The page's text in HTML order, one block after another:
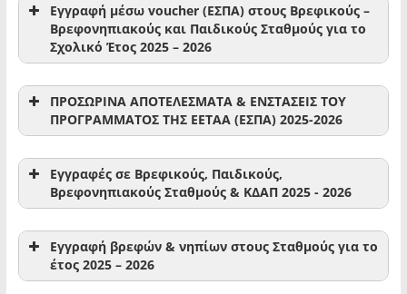
Από σήμερα 14.11.2025 έως και τις 18.11.2025 η
2026
Με δικαίωμα συμμετοχής όσοι αιτούνται για
βρεφικούς, παιδικούς, βρεφονηπιακούς
σταθμούς, για voucherμειωμένης αξίας, και μόνο
οι αιτούντες που δεν έχουν λάβει voucherκατά
Με δικαίωμα συμμετοχής όσοι αιτούνται για
βρεφικούς, παιδικούς, βρεφονηπιακούς σταθμούς,
Με δικαίωμα συμμετοχής όσοι αιτούνται για
σταθμούς, για voucherμειωμένης αξίας, και μόνο
οι αιτούντες που δεν έχουν λάβει voucherκατά
Eγγραφή μέσω voucher (ΕΣΠΑ) στους Βρεφικούς –
Βρεφονηπιακούς και Παιδικούς Σταθμούς για το
Σχολικό Έτος 2025 – 2026
ΠΡΟΣΩΡΙΝΑ ΑΠΟΤΕΛΕΣΜΑΤΑ & ΕΝΣΤΑΣΕΙΣ ΤΟΥ
ΠΡΟΓΡΑΜΜΑΤΟΣ ΤΗΣ ΕΕΤΑΑ (ΕΣΠΑ) 2025-2026
Εγγραφές σε Βρεφικούς, Παιδικούς,
Βρεφονηπιακούς Σταθμούς & ΚΔΑΠ 2025 - 2026
Εγγραφή βρεφών & νηπίων στους Σταθμούς για το
έτος 2025 – 2026